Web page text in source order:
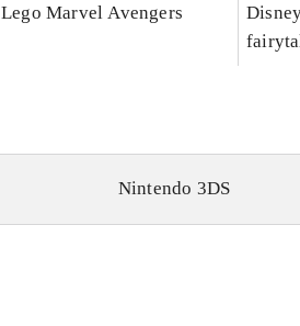
Lego Marvel Avengers
Nintendo 3DS